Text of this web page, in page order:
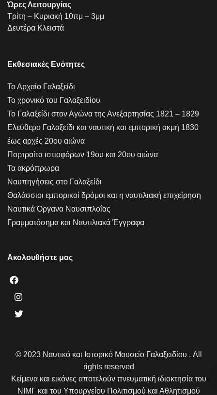
Ώρες Λειτουργίας
Τρίτη – Κυριακή 10πμ – 3μμ
Δευτέρα Κλειστά
Εκθεσιακές Ενότητες
Το Αρχαίο Γαλαξείδι
Το χρονικό του Γαλαξειδίου
Το Γαλαξείδι στον Αγώνα της Ανεξαρτησίας 1821 – 1829
Ελεύθερο Γαλαξείδι και ναυτική και εμπορική ακμή 1830
έως αρχές 20ου αιώνα
Πορτραίτα ιστιοφόρων 19ου και 20ου αιώνα
Τα ακρόπρωρα
Ναυπηγήσεις στο Γαλαξείδι
Θαλάσσιοι εμπορικοί δρόμοι και η ναυτιλιακή επιχείρηση
Ναυτικά Όργανα Ναυσιπλοΐας
Γραμματόσημα και Ναυτιλιακά Έγγραφα
Ακολουθήστε μας
© 2023 Ναυτικό και Ιστορικό Μουσείο Γαλαξειδίου . All
rights reserved
Κείμενα και εικόνες αποτελούν πνευματική ιδιοκτησία του
ΝΙΜΓ και του Υπουργείου Πολιτισμού και Αθλητισμού